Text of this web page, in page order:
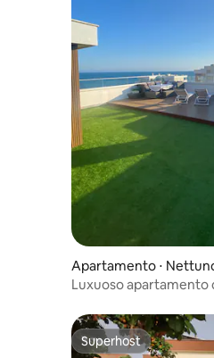
Apartamento ⋅
Luxuoso apartamento
Superhost
Superhost